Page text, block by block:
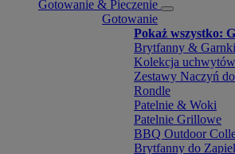
Gotowanie & Pieczenie
Gotowanie
Pokaż wszystko:
Brytfanny & Garnki
Kolekcja uchwytów
Zestawy Naczyń
Rondle
Patelnie & Woki
Patelnie Grillowe
BBQ Outdoor
Brytfanny do